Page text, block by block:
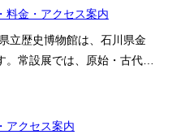
料金・アクセス案内
立歴史博物館は、石川県金
。常設展では、原始・古代…
アクセス案内